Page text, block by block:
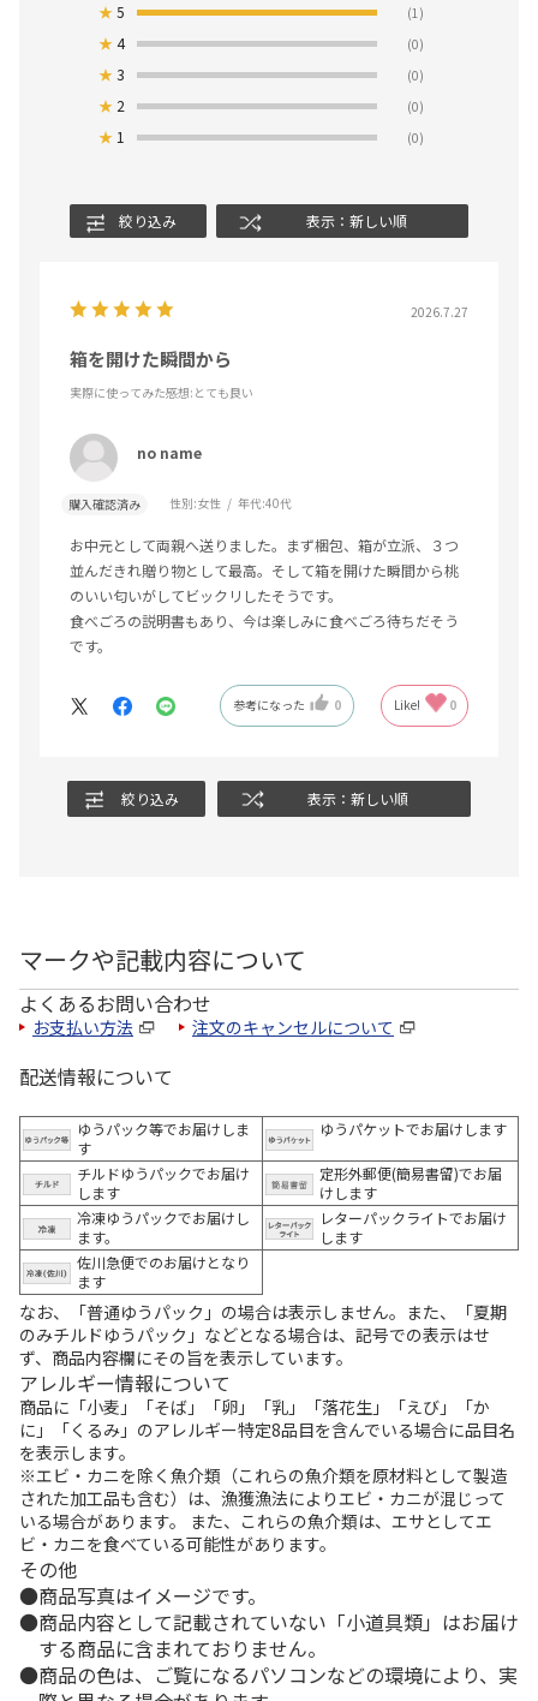
★5 (1)
★4 (0)
★3 (0)
★ 2 (0)
★ 1 (0)
絞り込み 表示：新しい順
2026.7.27
箱を開けた瞬間から
実際に使ってみた感想:とても良い
no name
購入確認済み 性別:女性 年代:40代
お中元として両親へ送りました。まず梱包、箱が立派、３つ
並んだきれ贈り物として最高。そして箱を開けた瞬間から桃
のいい匂いがしてビックリしたそうです。
食べごろの説明書もあり、今は楽しみに食べごろ待ちだそう
です。
参考になった 0 Like! 0
絞り込み 表示：新しい順
マークや記載内容について
よくあるお問い合わせ
お支払い方法 注文のキャンセルについて
配送情報について
ゆうパック等でお届けしま
す
ゆうパケットでお届けします
チルドゆうパックでお届け
します
定形外郵便(簡易書留)でお届
けします
冷凍ゆうパックでお届けし
ます。
レターパックライトでお届け
します
佐川急便でのお届けとなり
ます
なお、「普通ゆうパック」の場合は表示しません。また、「夏期
のみチルドゆうパック」などとなる場合は、記号での表示はせ
ず、商品内容欄にその旨を表示しています。
アレルギー情報について
商品に「小麦」「そば」「卵」「乳」「落花生」「えび」「か
に」「くるみ」のアレルギー特定8品目を含んでいる場合に品目名
を表示します。
※エビ・カニを除く魚介類（これらの魚介類を原材料として製造
された加工品も含む）は、漁獲漁法によりエビ・カニが混じって
いる場合があります。 また、これらの魚介類は、エサとしてエ
ビ・カニを食べている可能性があります。
その他
商品写真はイメージです。
商品内容として記載されていない「小道具類」はお届け
する商品に含まれておりません。
商品の色は、ご覧になるパソコンなどの環境により、実